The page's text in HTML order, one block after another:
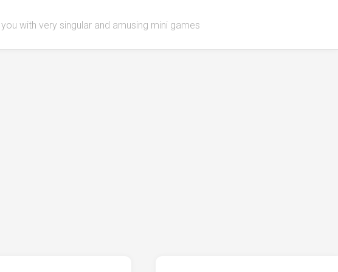
with very singular and amusing mini games